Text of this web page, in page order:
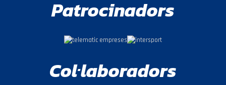
Patrocinadors
Col·laboradors